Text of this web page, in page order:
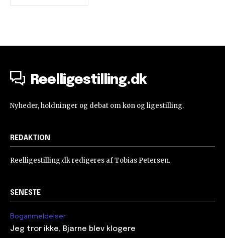
Reelligestilling.dk
Nyheder, holdninger og debat om køn og ligestilling.
REDAKTION
Reelligestilling.dk redigeres af Tobias Petersen.
SENESTE
Boganmeldelser
Jeg tror ikke, Bjarne blev klogere